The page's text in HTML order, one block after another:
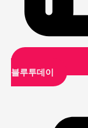
블루투데이